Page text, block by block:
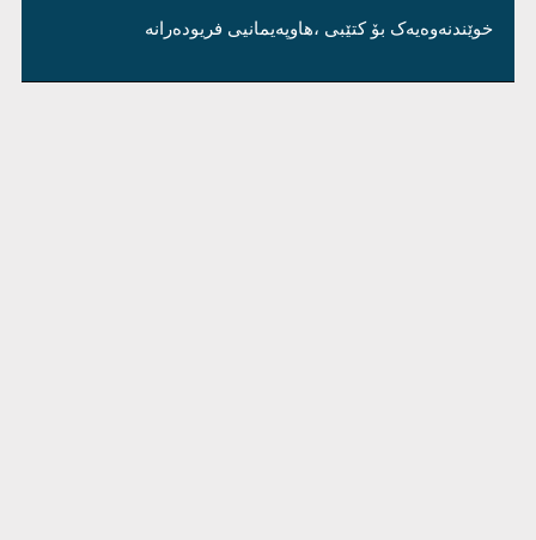
خوێندنەوەیەک بۆ کتێبی ،هاوپەیمانیی فریودەرانە